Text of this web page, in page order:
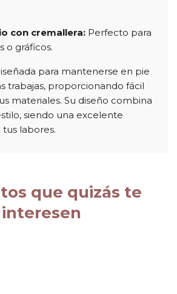
con cremallera: Perfecto para
o gráficos.
para mantenerse en pie
trabajas, proporcionando fácil
materiales. Su diseño combina
siendo una excelente
labores.
que quizás te
interesen